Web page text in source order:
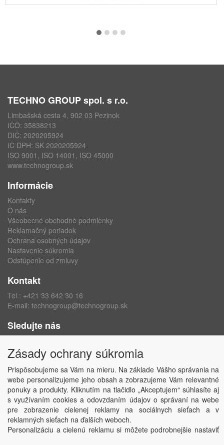
TECHNO GROUP spol. s r.o.
Limbašská cesta 4, 902 03 Pezinok
IČO: 35838213
DIČ: 2020205924
IČ DPH: SK 2020205924
ISO 9001, ISO 14001, ISO 45000
www.technogroup.sk
Informácie
Kontakty
O nás
Všeobecné obchodné podmienky
Reklamačný poriadok
Ochrana osobných údajov
Nastavenie súkromia
Odstúpenie od zmluvy
Kontakt
Tel.: +421 33 642 30 16
E-mail: technogroup@technogroup.sk
Sledujte nás
Instagram
Copyright © TECHNO GROUP spol. s r.o.2026
Powered by ABRA
Zásady ochrany súkromia
Prispôsobujeme sa Vám na mieru. Na základe Vášho správania na
webe personalizujeme jeho obsah a zobrazujeme Vám relevantné
ponuky a produkty. Kliknutím na tlačidlo „Akceptujem“ súhlasíte aj
s využívaním cookies a odovzdaním údajov o správaní na webe
pre zobrazenie cielenej reklamy na sociálnych sieťach a v
reklamných sieťach na ďalších weboch.
Personalizáciu a cielenú reklamu si môžete podrobnejšie nastaviť